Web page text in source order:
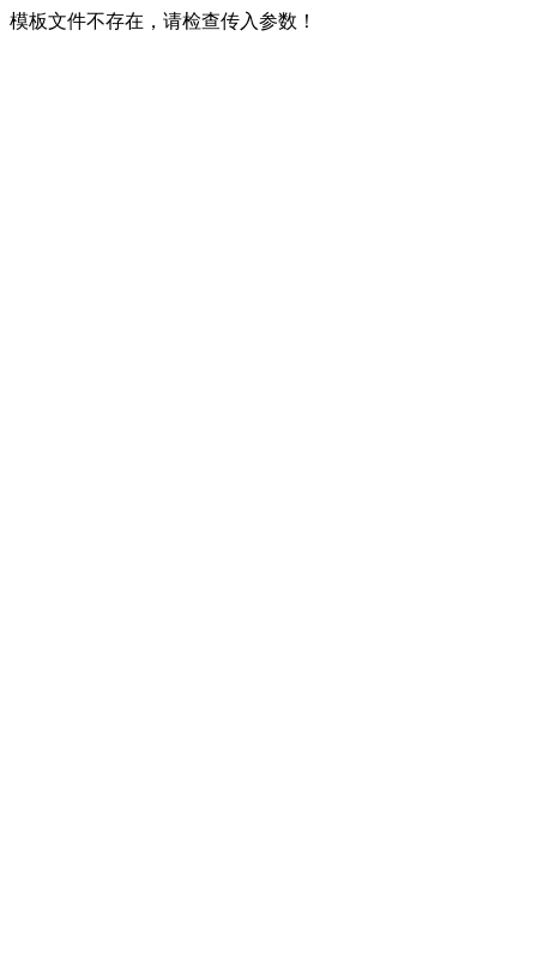
模板文件不存在，请检查传入参数！